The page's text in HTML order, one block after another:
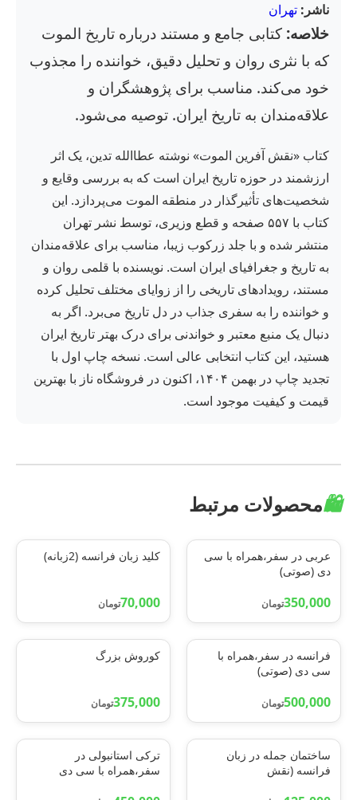
ناشر: تهران
خلاصه: کتابی جامع و مستند درباره تاریخ الموت
که با نثری روان و تحلیل دقیق، خواننده را مجذوب
خود می‌کند. مناسب برای پژوهشگران و
علاقه‌مندان به تاریخ ایران. توصیه می‌شود.
کتاب «نقش آفرین الموت» نوشته عطاالله تدین، یک اثر
ارزشمند در حوزه تاریخ ایران است که به بررسی وقایع و
شخصیت‌های تأثیرگذار در منطقه الموت می‌پردازد. این
کتاب با ۵۵۷ صفحه و قطع وزیری، توسط نشر تهران
منتشر شده و با جلد زرکوب زیبا، مناسب برای علاقه‌مندان
به تاریخ و جغرافیای ایران است. نویسنده با قلمی روان و
مستند، رویدادهای تاریخی را از زوایای مختلف تحلیل کرده
و خواننده را به سفری جذاب در دل تاریخ می‌برد. اگر به
دنبال یک منبع معتبر و خواندنی برای درک بهتر تاریخ ایران
هستید، این کتاب انتخابی عالی است. نسخه چاپ اول با
تجدید چاپ در بهمن ۱۴۰۴، اکنون در فروشگاه ناز با بهترین
قیمت و کیفیت موجود است.
🛍️محصولات مرتبط
عربی در سفر،همراه با سی
دی (صوتی)
350,000تومان
کلید زبان فرانسه (2زبانه)
70,000تومان
فرانسه در سفر،همراه با
سی دی (صوتی)
500,000تومان
کوروش بزرگ
375,000تومان
ساختمان جمله در زبان
فرانسه (نقش
ترکی استانبولی در
سفر،همراه با سی دی